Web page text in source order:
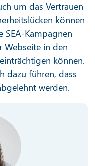
um das Vertrauen
können
SEA-Kampagnen
Webseite in den
können.
dazu führen, dass
werden.